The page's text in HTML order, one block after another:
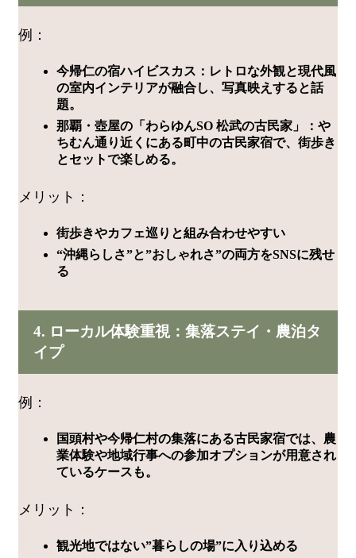
例：
今帰仁の宿ハイビスカス：レトロな外観と現代風
の室内インテリアが融合し、写真映えすると話
題。
那覇・壺屋の「わらゆんSO 松武の古民家」：や
ちむん通り近くにある町中の古民家宿で、街歩き
とセットで楽しめる。
メリット：
街歩きやカフェ巡りと組み合わせやすい
“沖縄らしさ”と”おしゃれさ”の両方をSNSに残せ
る
4. ローカル体験重視：集落ステイ・農泊タ
イプ
例：
国頭村や今帰仁村の集落にある古民家宿では、農
業体験や地域行事への参加オプションが用意され
ているケースも。
メリット：
観光地ではない”暮らしの場”に入り込める